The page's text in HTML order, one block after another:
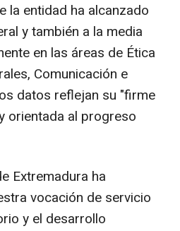
la entidad ha alcanzado
y también a la media
en las áreas de Ética
Comunicación e
datos reflejan su "firme
orientada al progreso
Extremadura ha
vocación de servicio
y el desarrollo